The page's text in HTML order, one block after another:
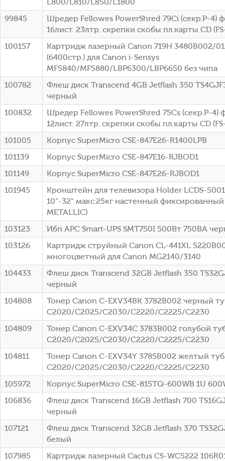
99845
Шредер Fellowes PowerShred 79Ci (секр.P-4)
16лист. 23лтр. скрепки скобы пл.карты CD
100157
Картридж лазерный Canon 719H 3480B002/
(6400стр.) для Canon i-Sensys
MF5840/MF5880/LBP6300/LBP6650 без чипа
100782
Флеш диск Transcend 4GB Jetflash 350
черный
100832
Шредер Fellowes PowerShred 75Cs (секр.P-4)
12лист. 27лтр. скрепки скобы пл.карты CD
101005
Корпус SuperMicro CSE-847E26-R1400LPB
101139
Корпус SuperMicro CSE-847E16-RJBOD1
101149
Корпус SuperMicro CSE-847E26-RJBOD1
101945
Кронштейн для телевизора Holder LCDS-
10"-32" макс.25кг настенный фиксированный
METALLIC)
103123
Ибп APC Smart-UPS SMT750I 500Вт 750ВА
103126
Картридж струйный Canon CL-441XL
многоцветный для Canon MG2140/3140
104433
Флеш диск Transcend 32GB Jetflash 350
черный
104808
Тонер Canon C-EXV34BK 3782B002 черный
C2020/C2025/C2030/C2220/C2225/C2230
104809
Тонер Canon C-EXV34C 3783B002 голубой
C2020/C2025/C2030/C2220/C2225/C2230
104811
Тонер Canon C-EXV34Y 3785B002 желтый
C2020/C2025/C2030/C2220/C2225/C2230
105972
Корпус SuperMicro CSE-815TQ-600WB 1U
106836
Флеш диск Transcend 16GB Jetflash 700
черный
107121
Флеш диск Transcend 32GB Jetflash 370
белый
107985
Картридж лазерный Cactus CS-WC5222